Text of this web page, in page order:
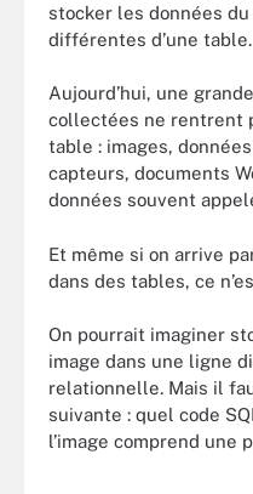
stocker les données
différentes d’une table.
Aujourd’hui, une
collectées ne rentrent
table : images,
capteurs, documents
données souvent
Et même si on arrive
dans des tables, ce
On pourrait imaginer
image dans une ligne
relationnelle. Mais il
suivante : quel code
l’image comprend une